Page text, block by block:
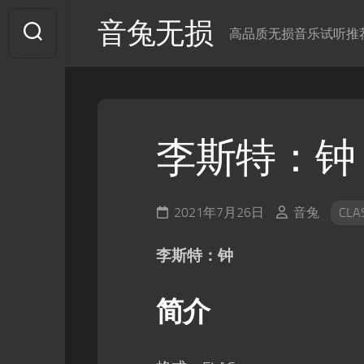
content
音兔无损 高品质无损音乐试听推
李斯特：钟
2021年7月26日 音兔
李斯特：钟
简介